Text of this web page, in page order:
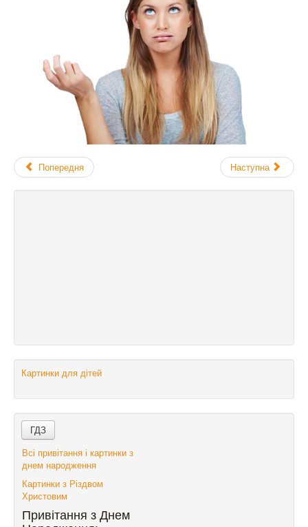
Попередня Наступна
Картинки для дітей
Всі привітання і картинки з
днем народження
Картинки з Різдвом
Христовим
Привітання з Днем